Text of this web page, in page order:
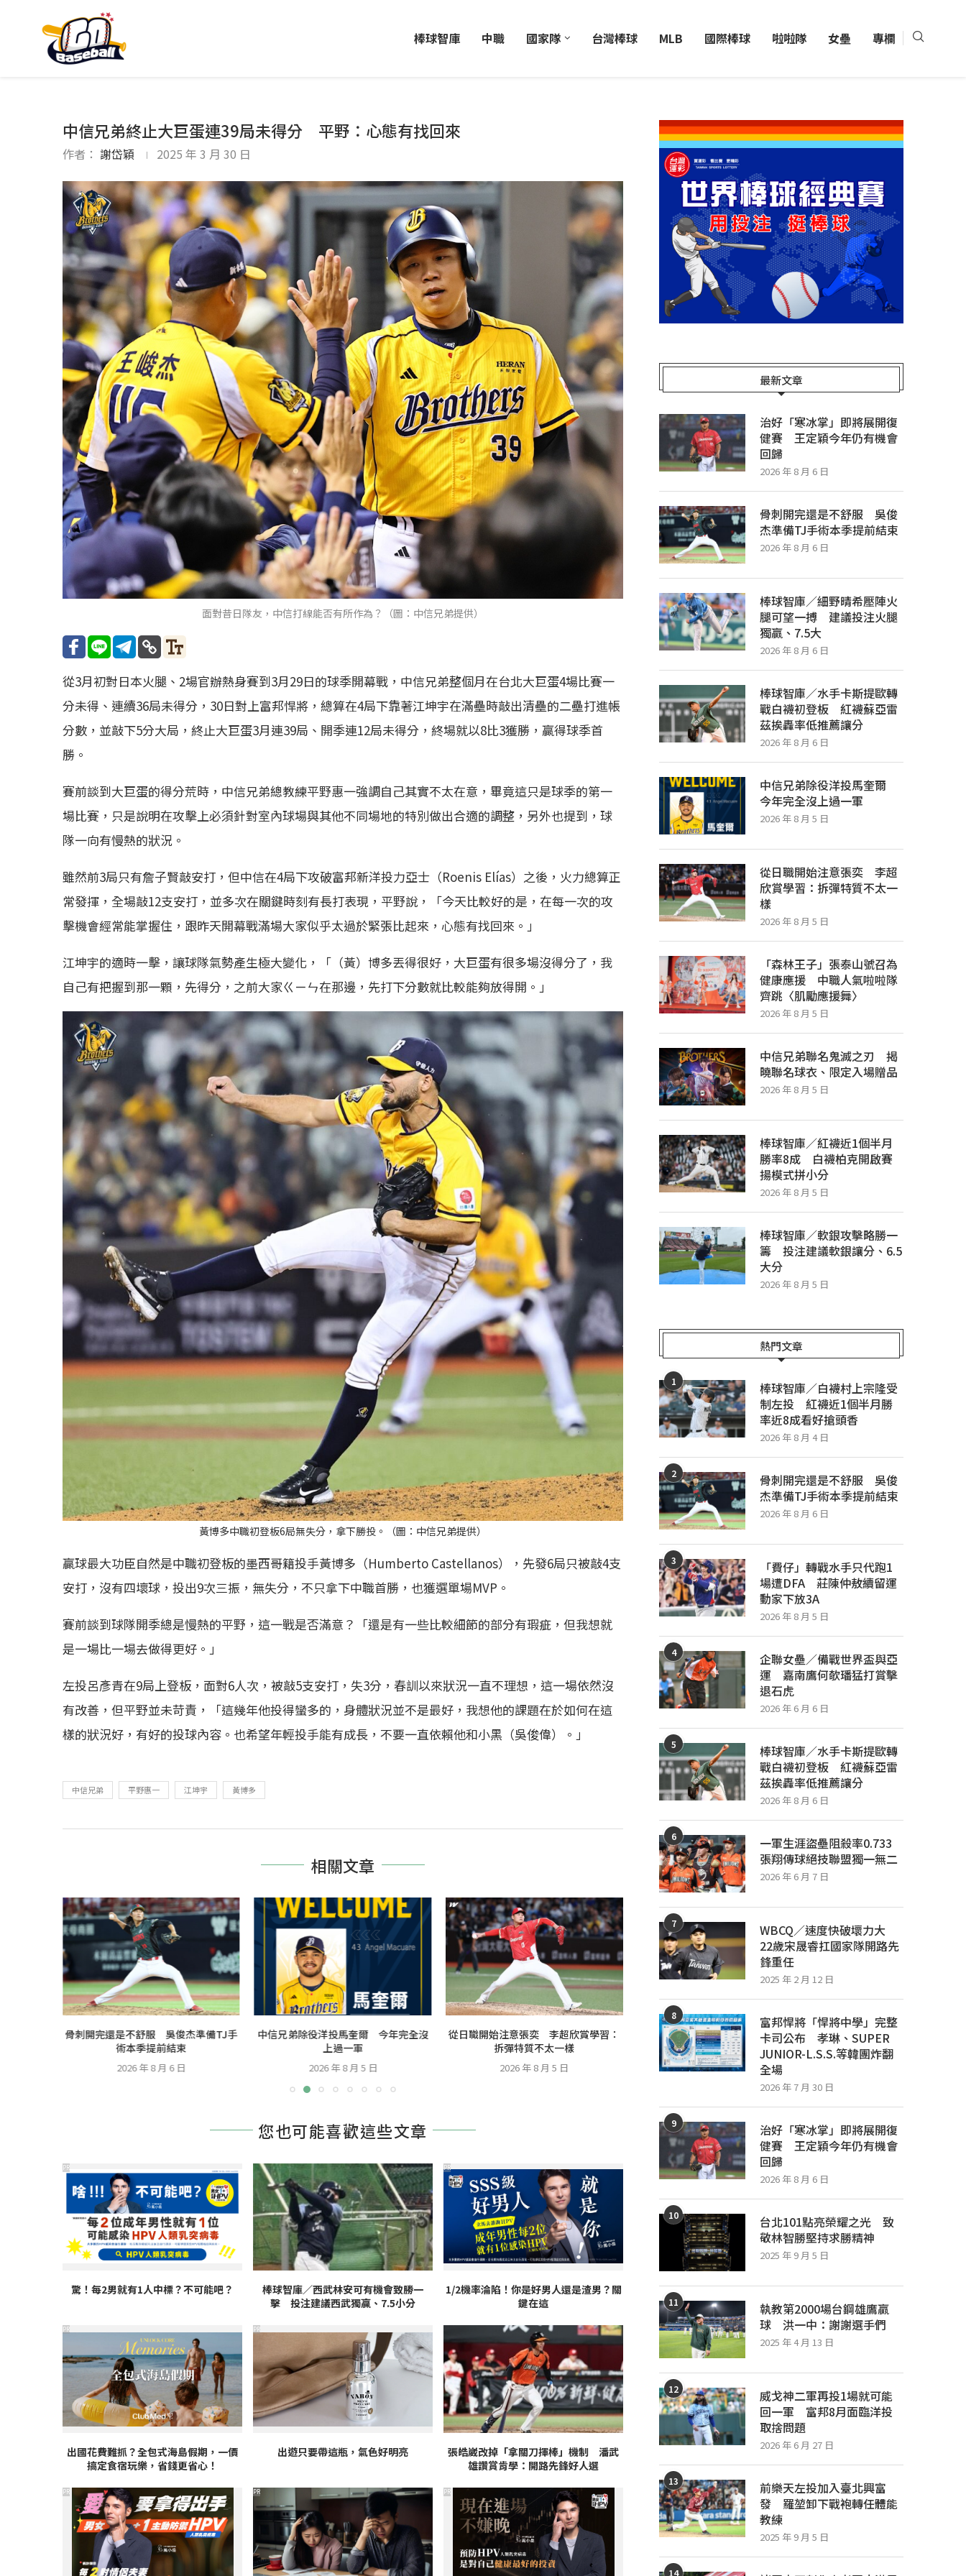
棒球智庫 中職 國家隊 台灣棒球 MLB 國際棒球 啦啦隊 女壘 專欄
中信兄弟終止大巨蛋連39局未得分 平野：心態有找回來
作者： 謝岱穎 2025 年 3 月 30 日
面對昔日隊友，中信打線能否有所作為？（圖：中信兄弟提供）
從3月初對日本火腿、2場官辦熱身賽到3月29日的球季開幕戰，中信兄弟整個月在台北大巨蛋4場比賽一
分未得、連續36局未得分，30日對上富邦悍將，總算在4局下靠著江坤宇在滿壘時敲出清壘的二壘打進帳
分數，並敲下5分大局，終止大巨蛋3月連39局、開季連12局未得分，終場就以8比3獲勝，贏得球季首
勝。
賽前談到大巨蛋的得分荒時，中信兄弟總教練平野惠一強調自己其實不太在意，畢竟這只是球季的第一
場比賽，只是說明在攻擊上必須針對室內球場與其他不同場地的特別做出合適的調整，另外也提到，球
隊一向有慢熱的狀況。
雖然前3局只有詹子賢敲安打，但中信在4局下攻破富邦新洋投力亞士（Roenis Elías）之後，火力總算正
常發揮，全場敲12支安打，並多次在關鍵時刻有長打表現，平野說，「今天比較好的是，在每一次的攻
擊機會經常能掌握住，跟昨天開幕戰滿場大家似乎太過於緊張比起來，心態有找回來。」
江坤宇的適時一擊，讓球隊氣勢產生極大變化，「（黃）博多丟得很好，大巨蛋有很多場沒得分了，我
自己有把握到那一顆，先得分，之前大家ㄍㄧㄣ在那邊，先打下分數就比較能夠放得開。」
黃博多中職初登板6局無失分，拿下勝投。（圖：中信兄弟提供）
贏球最大功臣自然是中職初登板的墨西哥籍投手黃博多（Humberto Castellanos），先發6局只被敲4支
安打，沒有四壞球，投出9次三振，無失分，不只拿下中職首勝，也獲選單場MVP。
賽前談到球隊開季總是慢熱的平野，這一戰是否滿意？「還是有一些比較細節的部分有瑕疵，但我想就
是一場比一場去做得更好。」
左投呂彥青在9局上登板，面對6人次，被敲5支安打，失3分，春訓以來狀況一直不理想，這一場依然沒
有改善，但平野並未苛責，「這幾年他投得蠻多的，身體狀況並不是最好，我想他的課題在於如何在這
樣的狀況好，有好的投球內容。也希望年輕投手能有成長，不要一直依賴他和小黑（吳俊偉）。」
中信兄弟 平野惠一 江坤宇 黃博多
相關文章
骨刺開完還是不舒服 吳俊杰準備TJ手
術本季提前結束
2026 年 8 月 6 日
中信兄弟除役洋投馬奎爾 今年完全沒
上過一軍
2026 年 8 月 5 日
從日職開始注意張奕 李超欣賞學習：
拆彈特質不太一樣
2026 年 8 月 5 日
「森林王子」張泰山號召為健康應援
中職人氣啦啦隊齊跳〈肌勵應...
2026 年 8 月 5 日
中信兄弟聯名鬼滅之刃 揭
衣、限定入場贈品
您也可能喜歡這些文章
驚！每2男就有1人中標？不可能吧？
PR
棒球智庫／西武林安可有機會致勝一
擊 投注建議西武獨贏、7.5小分
1/2機率淪陷！你是好男人還是渣男？關
鍵在這
PR
出國花費難抓？全包式海島假期，一價
搞定食宿玩樂，省錢更省心！
PR
出遊只要帶這瓶，氣色好明亮
PR
張皓崴改掉「拿關刀揮棒」機制 潘武
雄讚賞肯學：開路先鋒好人選
PR PR PR
最新文章
治好「寒冰掌」即將展開復
健賽 王定穎今年仍有機會
回歸
2026 年 8 月 6 日
骨刺開完還是不舒服 吳俊
杰準備TJ手術本季提前結束
2026 年 8 月 6 日
棒球智庫／細野晴希壓陣火
腿可望一搏 建議投注火腿
獨贏、7.5大
2026 年 8 月 6 日
棒球智庫／水手卡斯提歐轉
戰白襪初登板 紅襪蘇亞雷
茲挨轟率低推薦讓分
2026 年 8 月 6 日
中信兄弟除役洋投馬奎爾
今年完全沒上過一軍
2026 年 8 月 5 日
從日職開始注意張奕 李超
欣賞學習：拆彈特質不太一
樣
2026 年 8 月 5 日
「森林王子」張泰山號召為
健康應援 中職人氣啦啦隊
齊跳〈肌勵應援舞〉
2026 年 8 月 5 日
中信兄弟聯名鬼滅之刃 揭
曉聯名球衣、限定入場贈品
2026 年 8 月 5 日
棒球智庫／紅襪近1個半月
勝率8成 白襪柏克開啟賽
揚模式拼小分
2026 年 8 月 5 日
棒球智庫／軟銀攻擊略勝一
籌 投注建議軟銀讓分、6.5
大分
2026 年 8 月 5 日
熱門文章
1
棒球智庫／白襪村上宗隆受
制左投 紅襪近1個半月勝
率近8成看好搶頭香
2026 年 8 月 4 日
2
骨刺開完還是不舒服 吳俊
杰準備TJ手術本季提前結束
2026 年 8 月 6 日
3
「費仔」轉戰水手只代跑1
場遭DFA 莊陳仲敖續留運
動家下放3A
2026 年 8 月 5 日
4
企聯女壘／備戰世界盃與亞
運 嘉南鷹何欹璠猛打賞擊
退石虎
2026 年 6 月 6 日
5
棒球智庫／水手卡斯提歐轉
戰白襪初登板 紅襪蘇亞雷
茲挨轟率低推薦讓分
2026 年 8 月 6 日
6
一軍生涯盜壘阻殺率0.733
張翔傳球絕技聯盟獨一無二
2026 年 6 月 7 日
7
WBCQ／速度快破壞力大
22歲宋晟睿扛國家隊開路先
鋒重任
2025 年 2 月 12 日
8
富邦悍將「悍將中學」完整
卡司公布 孝琳、SUPER
JUNIOR-L.S.S.等韓團炸翻
全場
2026 年 7 月 30 日
9
治好「寒冰掌」即將展開復
健賽 王定穎今年仍有機會
回歸
2026 年 8 月 6 日
10
台北101點亮榮耀之光 致
敬林智勝堅持求勝精神
2025 年 9 月 5 日
11
執教第2000場台鋼雄鷹贏
球 洪一中：謝謝選手們
2025 年 4 月 13 日
12
威戈神二軍再投1場就可能
回一軍 富邦8月面臨洋投
取捨問題
2026 年 6 月 27 日
13
前樂天左投加入臺北興富
發 羅堃卸下戰袍轉任體能
教練
2025 年 9 月 5 日
14